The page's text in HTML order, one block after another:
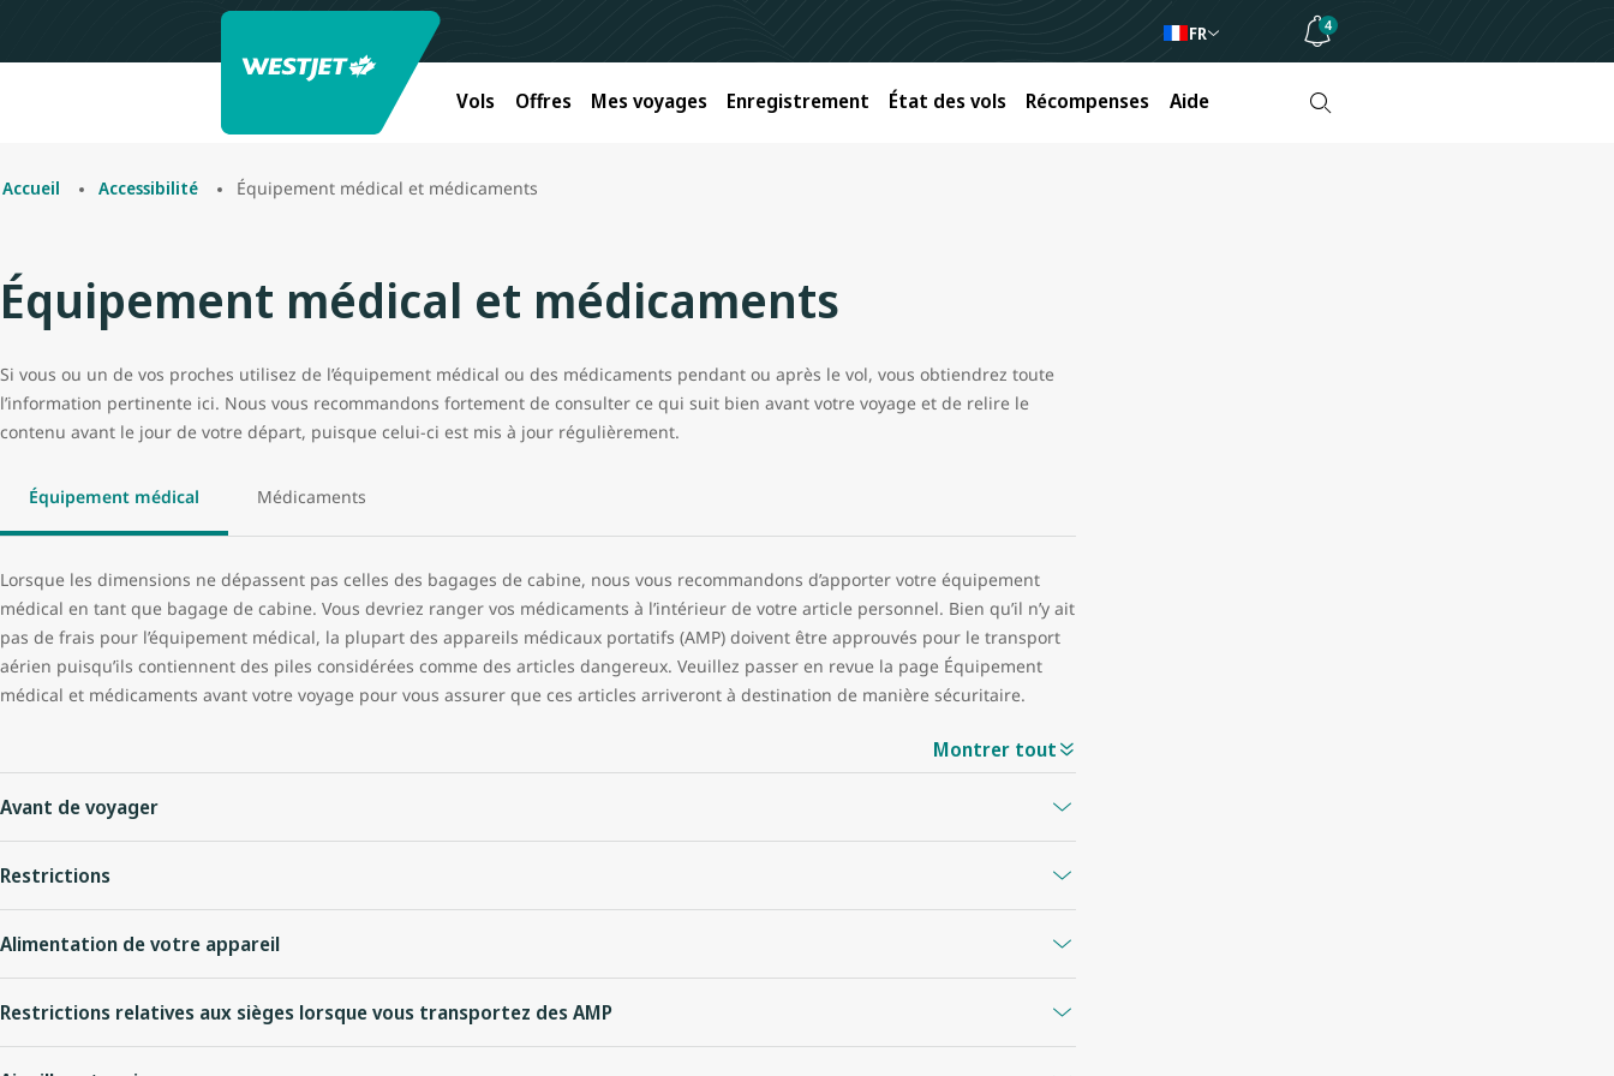
FR 4
Vols Offres Mes voyages Enregistrement État des vols Récompenses Aide
Accueil Accessibilité Équipement médical et médicaments
Équipement médical et médicaments
Si vous ou un de vos proches utilisez de l’équipement médical ou des médicaments pendant ou après le vol, vous obtiendrez toute
l’information pertinente ici. Nous vous recommandons fortement de consulter ce qui suit bien avant votre voyage et de relire le
contenu avant le jour de votre départ, puisque celui-ci est mis à jour régulièrement.
Équipement médical Médicaments
Lorsque les dimensions ne dépassent pas celles des bagages de cabine, nous vous recommandons d’apporter votre équipement
médical en tant que bagage de cabine. Vous devriez ranger vos médicaments à l’intérieur de votre article personnel. Bien qu’il n’y ait
pas de frais pour l’équipement médical, la plupart des appareils médicaux portatifs (AMP) doivent être approuvés pour le transport
aérien puisqu’ils contiennent des piles considérées comme des articles dangereux. Veuillez passer en revue la page Équipement
médical et médicaments avant votre voyage pour vous assurer que ces articles arriveront à destination de manière sécuritaire.
Montrer tout
Avant de voyager
vérifications :
appareils de contrôle de la glycémie;
neurostimulateurs externes ou transcutanés (p. ex. NSTC);
moniteurs de fréquence cardiaque;
Restrictions
d’huile, de graisse, de dommages et d’usure excessive) et étiqueté convenablement pour cet article particulier. Veuillez consulter les
consignes d’utilisation de votre guide d’utilisation avant de voyager.
Même si WestJet accepte la plupart des appareils médicaux approuvés pour le transport, plusieurs appareils médicaux ne peuvent
Alimentation de votre appareil
enregistrés. De même, toutes les piles dotées de bornes doivent être rangées ou emballées pour les protéger et pour éviter qu’elles
n’entrent en contact avec des objets en métal (court-circuit), notamment avec les bornes d’autres piles.
Restrictions relatives aux sièges lorsque vous transportez des AMP